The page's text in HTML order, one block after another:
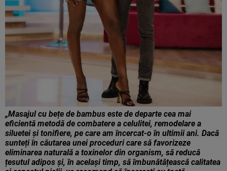
„Masajul cu bețe de bambus este de departe cea mai
eficientă metodă de combatere a celulitei, remodelare a
siluetei și tonifiere, pe care am încercat-o în ultimii ani. Dacă
sunteți în căutarea unei proceduri care să favorizeze
eliminarea naturală a toxinelor din organism, să reducă
țesutul adipos și, în același timp, să îmbunătățească calitatea